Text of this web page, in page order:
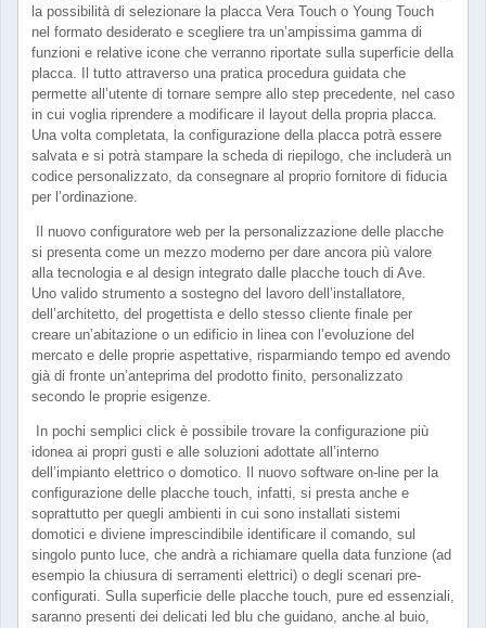
la possibilità di selezionare la placca Vera Touch o Young Touch
nel formato desiderato e scegliere tra un’ampissima gamma di
funzioni e relative icone che verranno riportate sulla superficie della
placca. Il tutto attraverso una pratica procedura guidata che
permette all’utente di tornare sempre allo step precedente, nel caso
in cui voglia riprendere a modificare il layout della propria placca.
Una volta completata, la configurazione della placca potrà essere
salvata e si potrà stampare la scheda di riepilogo, che includerà un
codice personalizzato, da consegnare al proprio fornitore di fiducia
per l’ordinazione.
Il nuovo configuratore web per la personalizzazione delle placche
si presenta come un mezzo moderno per dare ancora più valore
alla tecnologia e al design integrato dalle placche touch di Ave.
Uno valido strumento a sostegno del lavoro dell’installatore,
dell’architetto, del progettista e dello stesso cliente finale per
creare un’abitazione o un edificio in linea con l’evoluzione del
mercato e delle proprie aspettative, risparmiando tempo ed avendo
già di fronte un’anteprima del prodotto finito, personalizzato
secondo le proprie esigenze.
In pochi semplici click è possibile trovare la configurazione più
idonea ai propri gusti e alle soluzioni adottate all’interno
dell’impianto elettrico o domotico. Il nuovo software on-line per la
configurazione delle placche touch, infatti, si presta anche e
soprattutto per quegli ambienti in cui sono installati sistemi
domotici e diviene imprescindibile identificare il comando, sul
singolo punto luce, che andrà a richiamare quella data funzione (ad
esempio la chiusura di serramenti elettrici) o degli scenari pre-
configurati. Sulla superficie delle placche touch, pure ed essenziali,
saranno presenti dei delicati led blu che guidano, anche al buio,